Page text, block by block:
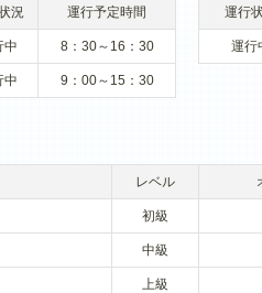
況 運行予定時間
中 8：30～16：30
中 9：00～15：30
運行
運行
レベル
初級
中級
上級